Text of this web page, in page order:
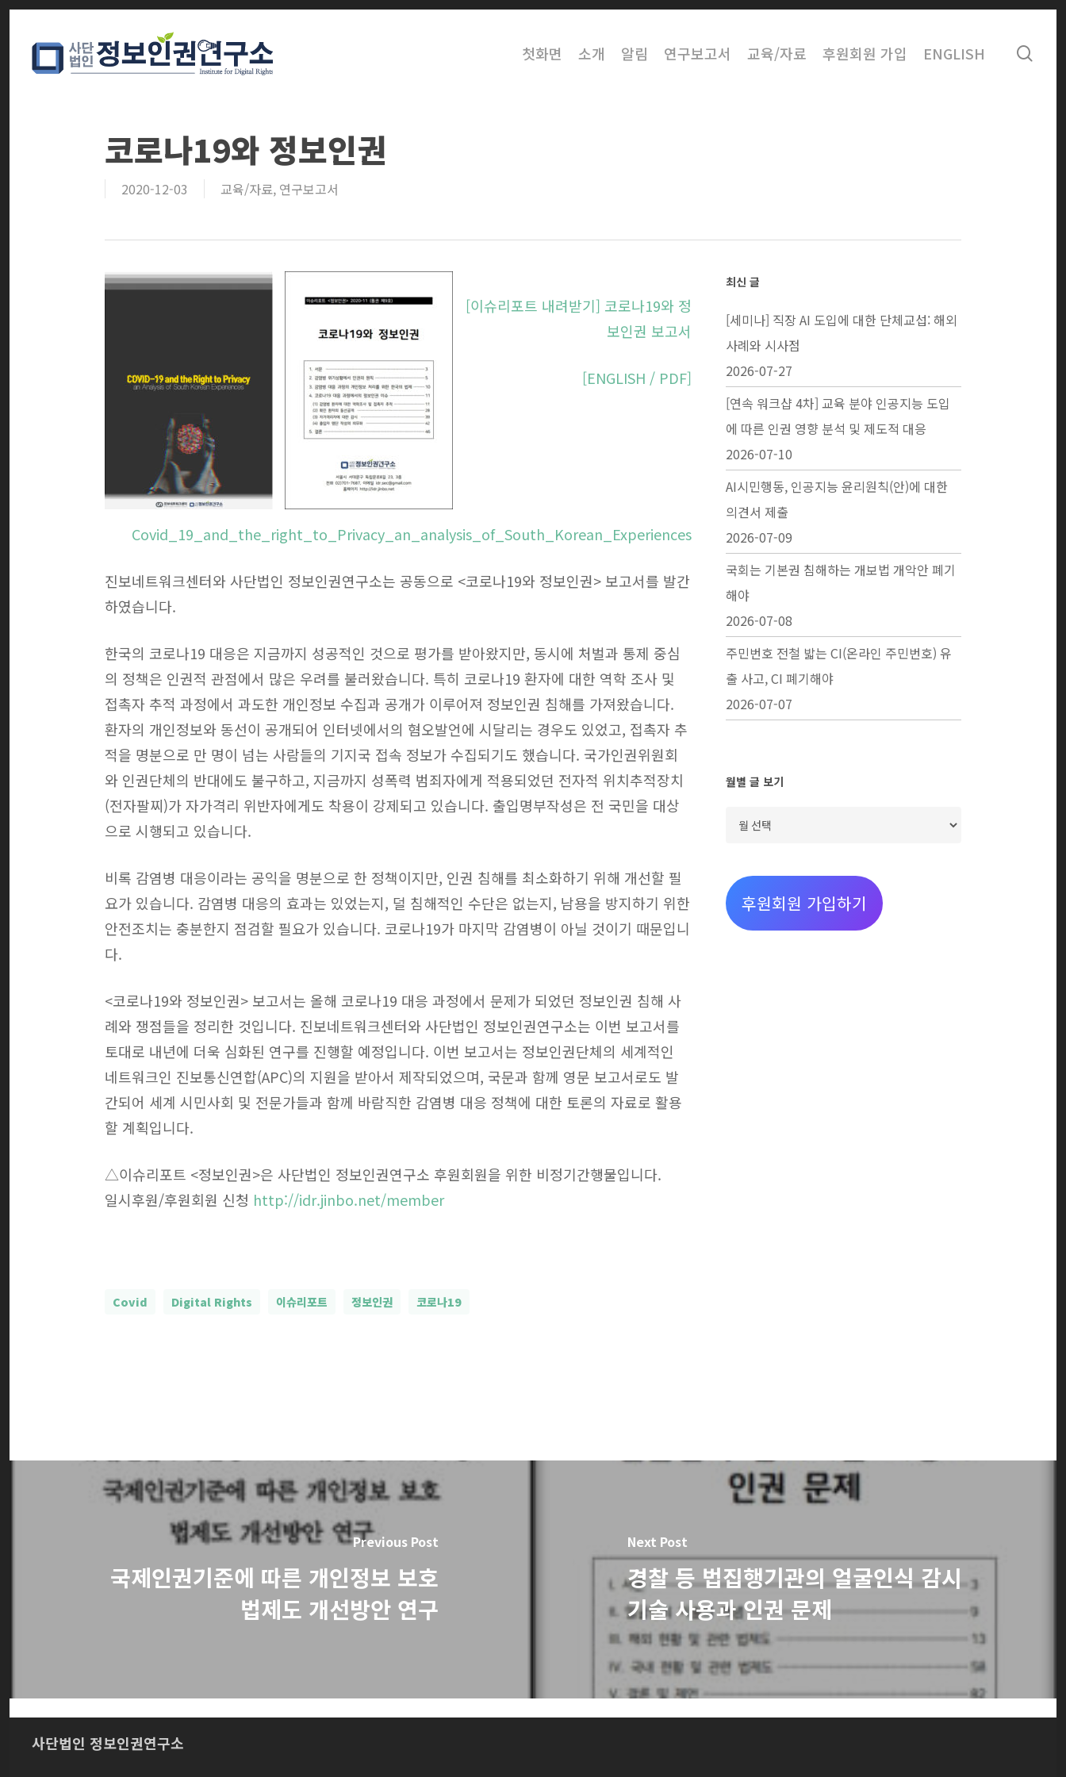
Skip
첫화면 소개 알림 연구보고서 교육/자료 후원회원 가입 ENGLISH
코로나19와 정보인권
2020-12-03 교육/자료, 연구보고서
[이슈리포트 내려받기] 코로나19와 정
보인권 보고서
[ENGLISH / PDF]
Covid_19_and_the_right_to_Privacy_an_analysis_of_South_Korean_Experiences
진보네트워크센터와 사단법인 정보인권연구소는 공동으로 <코로나19와 정보인권> 보고서를 발간
하였습니다.
한국의 코로나19 대응은 지금까지 성공적인 것으로 평가를 받아왔지만, 동시에 처벌과 통제 중심
의 정책은 인권적 관점에서 많은 우려를 불러왔습니다. 특히 코로나19 환자에 대한 역학 조사 및
접촉자 추적 과정에서 과도한 개인정보 수집과 공개가 이루어져 정보인권 침해를 가져왔습니다.
환자의 개인정보와 동선이 공개되어 인터넷에서의 혐오발언에 시달리는 경우도 있었고, 접촉자 추
적을 명분으로 만 명이 넘는 사람들의 기지국 접속 정보가 수집되기도 했습니다. 국가인권위원회
와 인권단체의 반대에도 불구하고, 지금까지 성폭력 범죄자에게 적용되었던 전자적 위치추적장치
(전자팔찌)가 자가격리 위반자에게도 착용이 강제되고 있습니다. 출입명부작성은 전 국민을 대상
으로 시행되고 있습니다.
비록 감염병 대응이라는 공익을 명분으로 한 정책이지만, 인권 침해를 최소화하기 위해 개선할 필
요가 있습니다. 감염병 대응의 효과는 있었는지, 덜 침해적인 수단은 없는지, 남용을 방지하기 위한
안전조치는 충분한지 점검할 필요가 있습니다. 코로나19가 마지막 감염병이 아닐 것이기 때문입니
다.
<코로나19와 정보인권> 보고서는 올해 코로나19 대응 과정에서 문제가 되었던 정보인권 침해 사
례와 쟁점들을 정리한 것입니다. 진보네트워크센터와 사단법인 정보인권연구소는 이번 보고서를
토대로 내년에 더욱 심화된 연구를 진행할 예정입니다. 이번 보고서는 정보인권단체의 세계적인
네트워크인 진보통신연합(APC)의 지원을 받아서 제작되었으며, 국문과 함께 영문 보고서로도 발
간되어 세계 시민사회 및 전문가들과 함께 바람직한 감염병 대응 정책에 대한 토론의 자료로 활용
할 계획입니다.
△이슈리포트 <정보인권>은 사단법인 정보인권연구소 후원회원을 위한 비정기간행물입니다.
일시후원/후원회원 신청 http://idr.jinbo.net/member
Covid Digital Rights 이슈리포트 정보인권 코로나19
최신 글
[세미나] 직장 AI 도입에 대한 단체교섭: 해외
사례와 시사점
2026-07-27
[연속 워크샵 4차] 교육 분야 인공지능 도입
에 따른 인권 영향 분석 및 제도적 대응
2026-07-10
AI시민행동, 인공지능 윤리원칙(안)에 대한
의견서 제출
2026-07-09
국회는 기본권 침해하는 개보법 개악안 폐기
해야
2026-07-08
주민번호 전철 밟는 CI(온라인 주민번호) 유
출 사고, CI 폐기해야
2026-07-07
월별 글 보기
보
기
후원회원 가입하기
Previous Post
국제인권기준에 따른 개인정보 보호
법제도 개선방안 연구
Next Post
경찰 등 법집행기관의 얼굴인식 감시
기술 사용과 인권 문제
사단법인 정보인권연구소